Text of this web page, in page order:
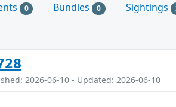
0 Bundles 0 Sightings
2026-06-10 - Updated: 2026-06-10